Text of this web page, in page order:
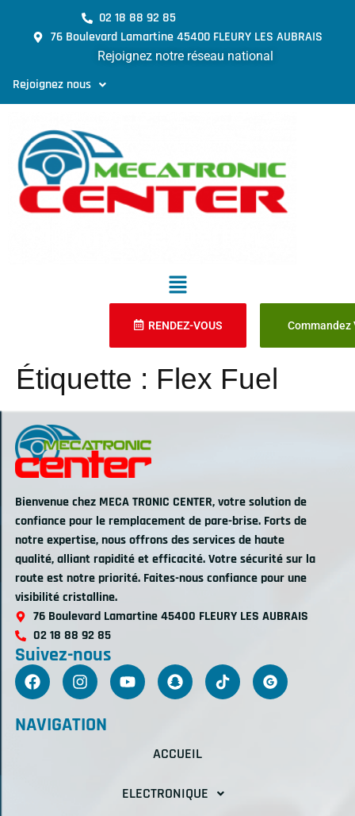
02 18 88 92 85
76 Boulevard Lamartine 45400 FLEURY LES AUBRAIS
Rejoignez notre réseau national
Rejoignez nous
RENDEZ-VOUS Commandez
Étiquette : Flex Fuel
Bienvenue chez MECA TRONIC CENTER, votre solution de
confiance pour le remplacement de pare-brise. Forts de
notre expertise, nous offrons des services de haute
qualité, alliant rapidité et efficacité. Votre sécurité sur la
route est notre priorité. Faites-nous confiance pour une
visibilité cristalline.
76 Boulevard Lamartine 45400 FLEURY LES AUBRAIS
02 18 88 92 85
Suivez-nous
NAVIGATION
ACCUEIL
ELECTRONIQUE